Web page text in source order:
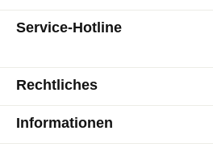
Service-Hotline
Rechtliches
Informationen